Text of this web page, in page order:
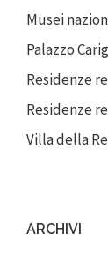
Musei
Palazzo
Residenze
Residenze
Villa della
ARCHIVI